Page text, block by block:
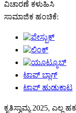
ವಿಚಾರಣೆ ಕಳುಹಿಸಿ
ಸಾಮಾಜಿಕ ಹಂಚಿಕೆ:
ಟಾಪ್ ಬ್ಲಾಗ್
ಟಾಪ್ ಹುಡುಕಾಟ
ಕೃತಿಸ್ವಾಮ್ಯ 2025, ಎಲ್ಲ